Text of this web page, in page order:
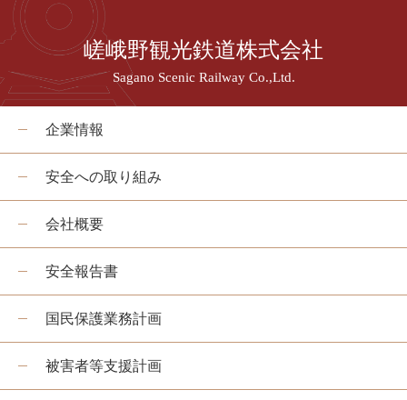
嵯峨野観光鉄道株式会社
Sagano Scenic Railway Co.,Ltd.
企業情報
安全への取り組み
会社概要
安全報告書
国民保護業務計画
被害者等支援計画